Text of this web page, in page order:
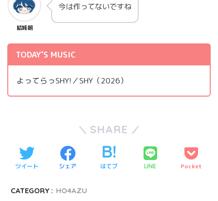
結城朝
今は作ってないですね
TODAY’S MUSIC
よってらっSHY!／SHY（2026）
SHARE
ツイート シェア はてブ LINE Pocket
CATEGORY : HO4AZU